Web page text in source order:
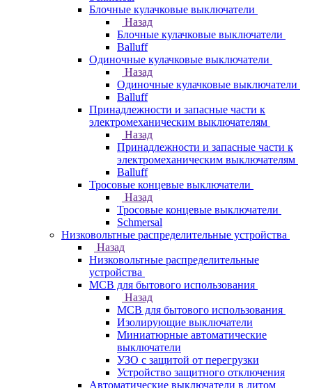
Блочные кулачковые выключатели
Назад
Блочные кулачковые выключатели
Balluff
Одиночные кулачковые выключатели
Назад
Одиночные кулачковые выключатели
Balluff
Принадлежности и запасные части к
электромеханическим выключателям
Назад
Принадлежности и запасные части к
электромеханическим выключателям
Balluff
Тросовые концевые выключатели
Назад
Тросовые концевые выключатели
Schmersal
Низковольтные распределительные устройства
Назад
Низковольтные распределительные
устройства
MCB для бытового использования
Назад
MCB для бытового использования
Изолирующие выключатели
Миниатюрные автоматические
выключатели
УЗО с защитой от перегрузки
Устройство защитного отключения
Автоматические выключатели в литом